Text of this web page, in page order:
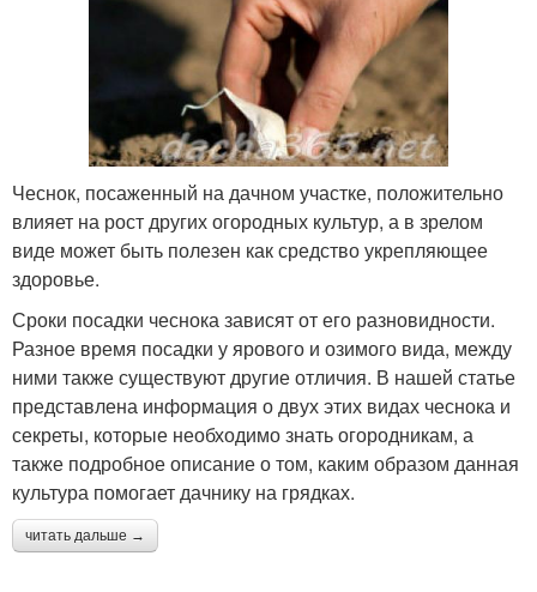
Чеснок, посаженный на дачном участке, положительно
влияет на рост других огородных культур, а в зрелом
виде может быть полезен как средство укрепляющее
здоровье.
Сроки посадки чеснока зависят от его разновидности.
Разное время посадки у ярового и озимого вида, между
ними также существуют другие отличия. В нашей статье
представлена информация о двух этих видах чеснока и
секреты, которые необходимо знать огородникам, а
также подробное описание о том, каким образом данная
культура помогает дачнику на грядках.
читать дальше →